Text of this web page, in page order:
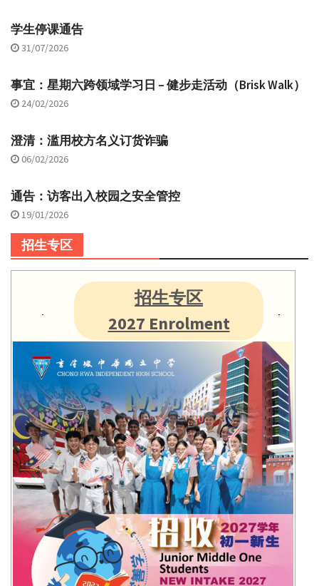
学生停课通告
31/07/2026
事宜：星期六跨领域学习日 – 健步走活动（Brisk Walk）
24/02/2026
澄清：滥用校方名义订货诈骗
06/02/2026
通告：访客出入校园之安全管控
19/01/2026
招生专区
招生专区
2027 Enrolment